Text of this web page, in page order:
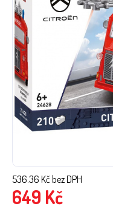
536.36 Kč bez DPH
649 Kč